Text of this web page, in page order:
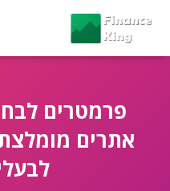
פרמטרים
אתרים